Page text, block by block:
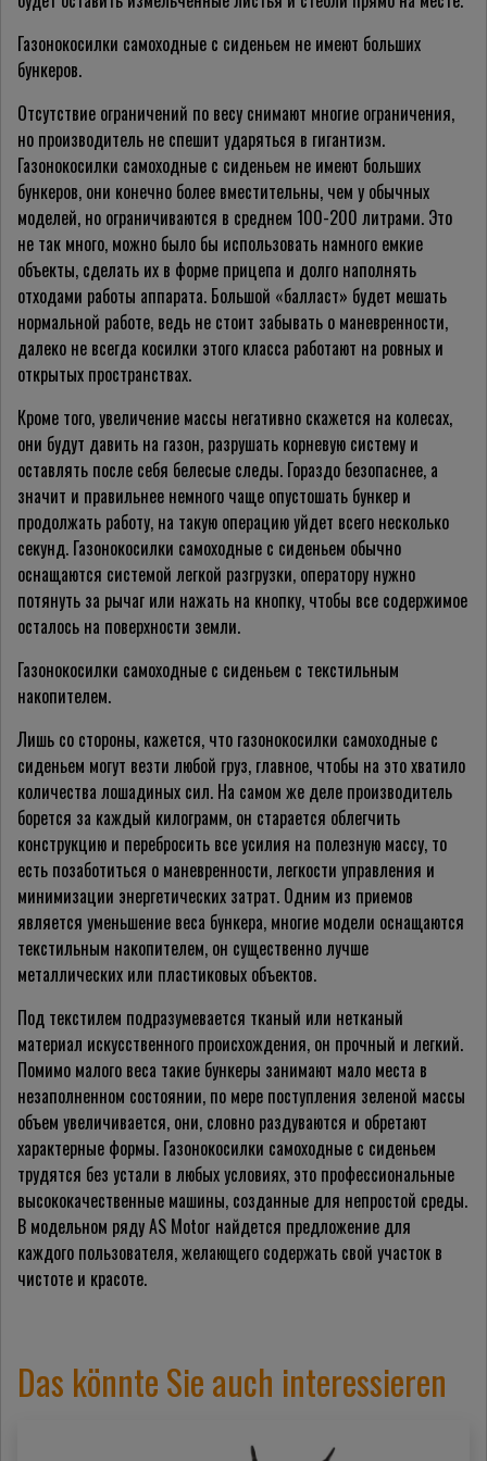
Газонокосилки самоходные с сиденьем не имеют больших
бункеров.
Отсутствие ограничений по весу снимают многие ограничения,
но производитель не спешит ударяться в гигантизм.
Газонокосилки самоходные с сиденьем не имеют больших
бункеров, они конечно более вместительны, чем у обычных
моделей, но ограничиваются в среднем 100-200 литрами. Это
не так много, можно было бы использовать намного емкие
объекты, сделать их в форме прицепа и долго наполнять
отходами работы аппарата. Большой «балласт» будет мешать
нормальной работе, ведь не стоит забывать о маневренности,
далеко не всегда косилки этого класса работают на ровных и
открытых пространствах.
Кроме того, увеличение массы негативно скажется на колесах,
они будут давить на газон, разрушать корневую систему и
оставлять после себя белесые следы. Гораздо безопаснее, а
значит и правильнее немного чаще опустошать бункер и
продолжать работу, на такую операцию уйдет всего несколько
секунд. Газонокосилки самоходные с сиденьем обычно
оснащаются системой легкой разгрузки, оператору нужно
потянуть за рычаг или нажать на кнопку, чтобы все содержимое
осталось на поверхности земли.
Газонокосилки самоходные с сиденьем с текстильным
накопителем.
Лишь со стороны, кажется, что газонокосилки самоходные с
сиденьем могут везти любой груз, главное, чтобы на это хватило
количества лошадиных сил. На самом же деле производитель
борется за каждый килограмм, он старается облегчить
конструкцию и перебросить все усилия на полезную массу, то
есть позаботиться о маневренности, легкости управления и
минимизации энергетических затрат. Одним из приемов
является уменьшение веса бункера, многие модели оснащаются
текстильным накопителем, он существенно лучше
металлических или пластиковых объектов.
Под текстилем подразумевается тканый или нетканый
материал искусственного происхождения, он прочный и легкий.
Помимо малого веса такие бункеры занимают мало места в
незаполненном состоянии, по мере поступления зеленой массы
объем увеличивается, они, словно раздуваются и обретают
характерные формы. Газонокосилки самоходные с сиденьем
трудятся без устали в любых условиях, это профессиональные
высококачественные машины, созданные для непростой среды.
В модельном ряду AS Motor найдется предложение для
каждого пользователя, желающего содержать свой участок в
чистоте и красоте.
Das könnte Sie auch interessieren